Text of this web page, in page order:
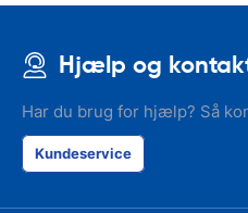
Hjælp og
Har du brug for hjælp? Så
Kundeservice